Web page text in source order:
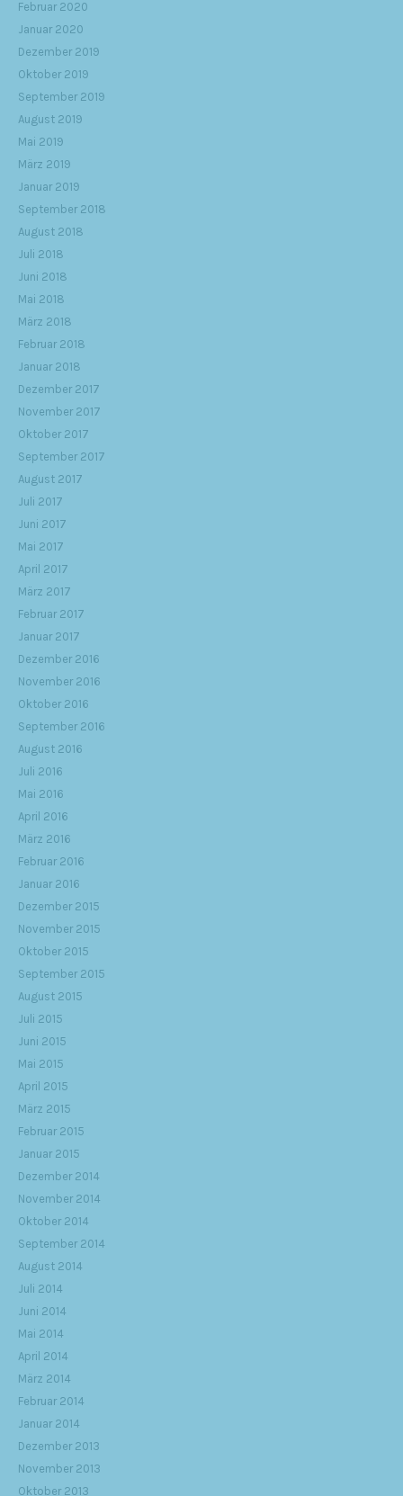
Februar 2020
Januar 2020
Dezember 2019
Oktober 2019
September 2019
August 2019
Mai 2019
März 2019
Januar 2019
September 2018
August 2018
Juli 2018
Juni 2018
Mai 2018
März 2018
Februar 2018
Januar 2018
Dezember 2017
November 2017
Oktober 2017
September 2017
August 2017
Juli 2017
Juni 2017
Mai 2017
April 2017
März 2017
Februar 2017
Januar 2017
Dezember 2016
November 2016
Oktober 2016
September 2016
August 2016
Juli 2016
Mai 2016
April 2016
März 2016
Februar 2016
Januar 2016
Dezember 2015
November 2015
Oktober 2015
September 2015
August 2015
Juli 2015
Juni 2015
Mai 2015
April 2015
März 2015
Februar 2015
Januar 2015
Dezember 2014
November 2014
Oktober 2014
September 2014
August 2014
Juli 2014
Juni 2014
Mai 2014
April 2014
März 2014
Februar 2014
Januar 2014
Dezember 2013
November 2013
Oktober 2013